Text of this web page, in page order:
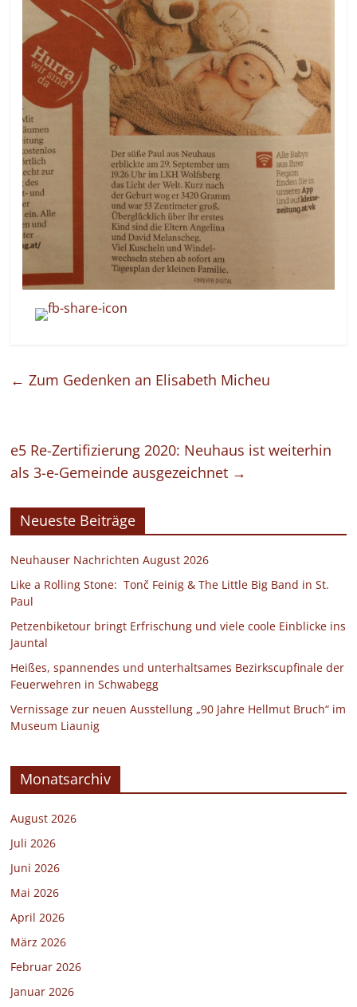
← Zum Gedenken an Elisabeth Micheu
e5 Re-Zertifizierung 2020: Neuhaus ist weiterhin
als 3-e-Gemeinde ausgezeichnet →
Neueste Beiträge
Neuhauser Nachrichten August 2026
Like a Rolling Stone: Tonč Feinig & The Little Big Band in St.
Paul
Petzenbiketour bringt Erfrischung und viele coole Einblicke ins
Jauntal
Heißes, spannendes und unterhaltsames Bezirkscupfinale der
Feuerwehren in Schwabegg
Vernissage zur neuen Ausstellung „90 Jahre Hellmut Bruch“ im
Museum Liaunig
Monatsarchiv
August 2026
Juli 2026
Juni 2026
Mai 2026
April 2026
März 2026
Februar 2026
Januar 2026